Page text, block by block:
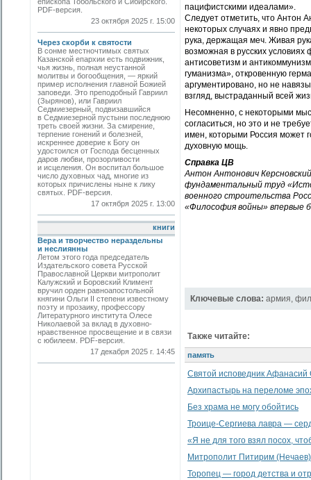
PDF-версия.
23 октября 2025 г. 15:00
Через скорби к святости
В сонме местночтимых святых
Казанской епархии есть подвижник,
чья жизнь, полная неустанной
молитвы и богообщения, — яркий
пример исполнения главной Божией
заповеди. Это преподобный Гавриил
(Зырянов), или Гавриил
Седмиезерный, подвизавшийся
в Седмиезерной пустыни последнюю
треть своей жизни. За смирение,
терпение гонений и болезней,
искреннее доверие к Богу он
удостоился от Господа бесценных
даров любви, прозорливости
и исцеления. Он воспитал большое
число духовных чад, многие из
которых причислены ныне к лику
святых. PDF-версия.
17 октября 2025 г. 13:00
книги
Вера и творчество нераздельны
и неслиянны
Летом этого года председатель
Издательского совета Русской
Православной Церкви митрополит
Калужский и Боровский Климент
вручил орден равноапостольной
княгини Ольги II степени известному
поэту и прозаику, профессору
Литературного института Олесе
Николаевой за вклад в духовно-
нравственное просвещение и в связи
с юбилеем. PDF-версия.
17 декабря 2025 г. 14:45
пацифистскими идеалами».
Следует отметить, что Антон
некоторых случаях и явно
рука, держащая меч. Живая
возможная в русских условиях
антисоветизм и
гуманизма», откровенную
аргументировано, но не
взгляд, выстраданный всей
Несомненно, с некоторыми
согласиться, но это и не
имен, которыми Россия может
духовную мощь.
Справка ЦВ
Антон Антонович
фундаментальный труд
военного строительства
«Философия войны» впервые
Ключевые слова: армия,
Также читайте:
память
Святой исповедник Афанасий
Архипастырь на переломе
Без храма не могу обойтись
Троице-Сергиева лавра —
«Я не для того взял посох,
Митрополит Питирим
Торопец — город детства и